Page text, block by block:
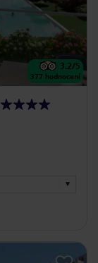
3.2/5
377 hodnocení